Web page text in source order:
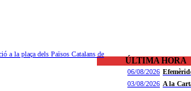
ÚLTIMA HORA
06/08/2026
03/08/2026 A la